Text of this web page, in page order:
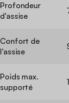
Profondeur
d'assise
Confort de
l'assise
Poids max.
supporté